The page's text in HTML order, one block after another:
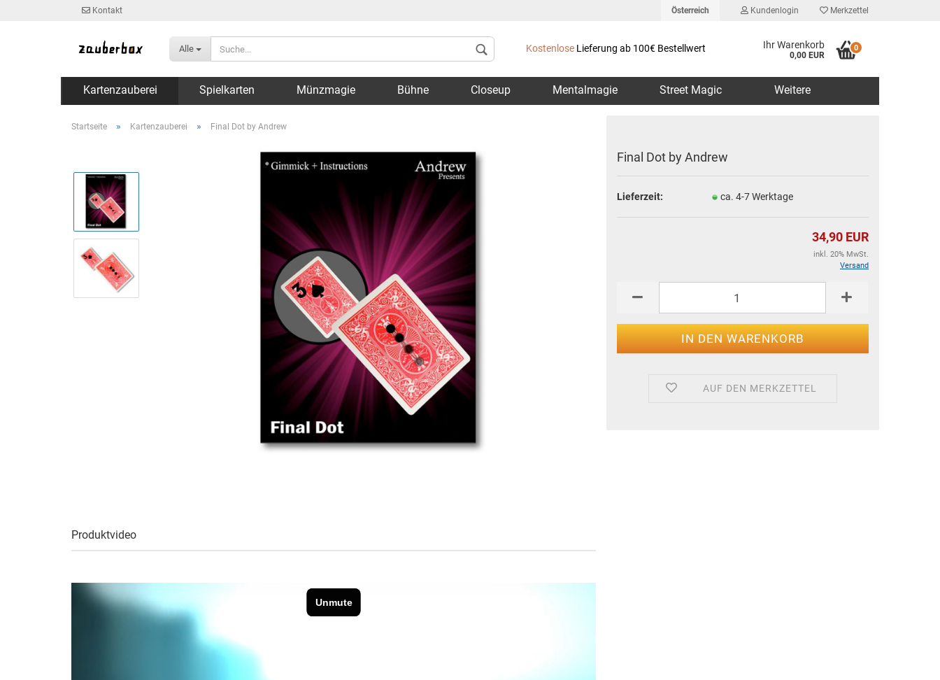
Kontakt Österreich
Lieferland
Kundenlogin
Konto erstellen
Merkzettel
Alle Kostenlose Lieferung ab 100€ Bestellwert Ihr Warenkorb
0,00 EUR
0
Kartenzauberei Spielkarten Münzmagie Bühne Closeup Mentalmagie Street Magic Weitere
Startseite » Kartenzauberei » Final Dot by Andrew
Final Dot by Andrew
Lieferzeit: ca. 4-7 Werktage
34,90 EUR
inkl. 20% MwSt.
Versand
AUF DEN MERKZETTEL
Produktvideo